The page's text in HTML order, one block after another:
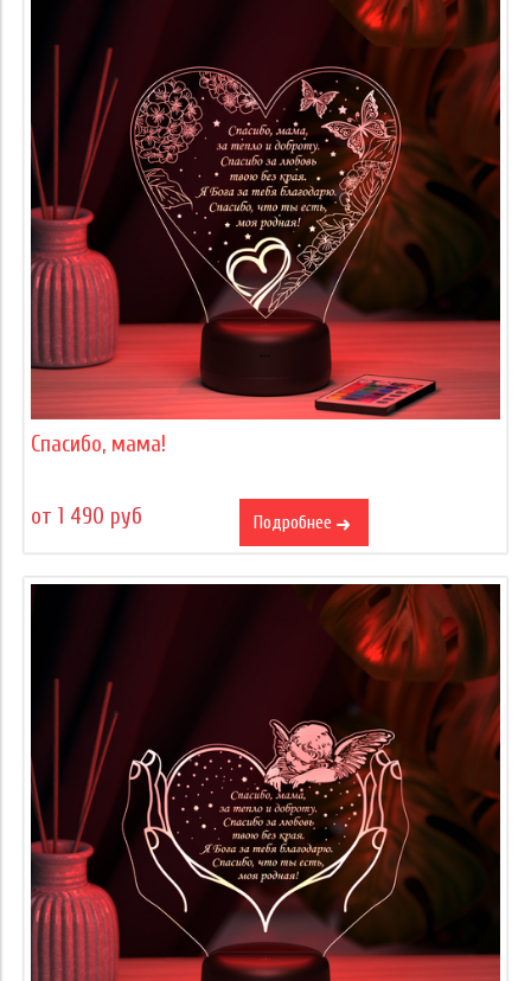
Спасибо, мама!
от 1 490 руб Подробнее